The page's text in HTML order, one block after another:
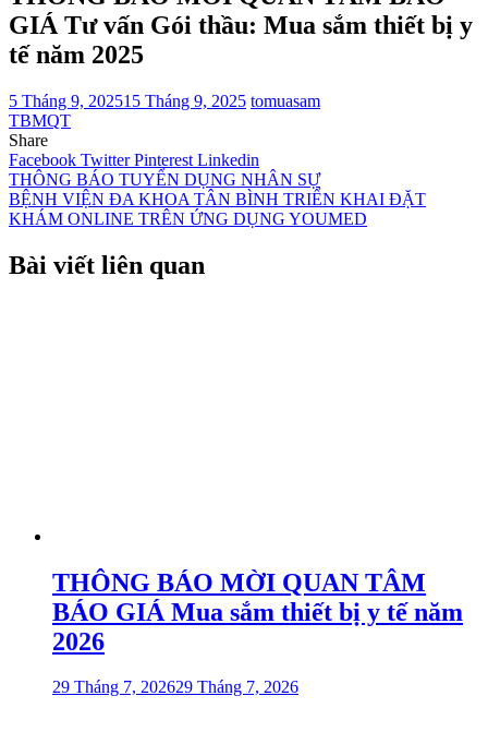
GIÁ Tư vấn Gói thầu: Mua sắm thiết bị y
tế năm 2025
5 Tháng 9, 202515 Tháng 9, 2025 tomuasam
TBMQT
Share
Facebook TwitterPinterest Linkedin
Điều
hướng
viết
THÔNG BÁO TUYỂN DỤNG NHÂN SỰ
BỆNH VIỆN ĐA KHOA TÂN BÌNH TRIỂN KHAI ĐẶT
KHÁM ONLINE TRÊN ỨNG DỤNG YOUMED
Bài viết liên quan
THÔNG BÁO MỜI QUAN TÂM
BÁO GIÁ Mua sắm thiết bị y tế năm
2026
29 Tháng 7, 202629 Tháng 7, 2026